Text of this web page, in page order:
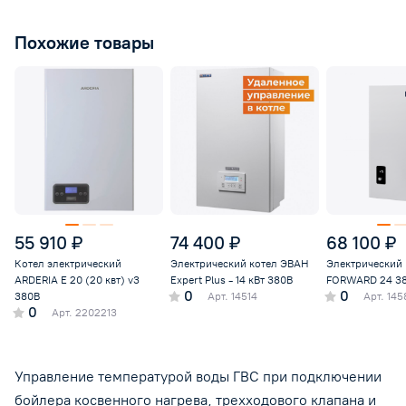
Похожие товары
55 910 ₽
Котел электрический
ARDERIA E 20 (20 квт) v3
380В
0 Арт. 2202213
74 400 ₽
Электрический котел ЭВАН
Expert Plus - 14 кВт 380В
0 Арт. 14514
68 100 ₽
FORWARD 24
0 Арт.
Управление температурой воды ГВС при подключении
бойлера косвенного нагрева, трехходового клапана и